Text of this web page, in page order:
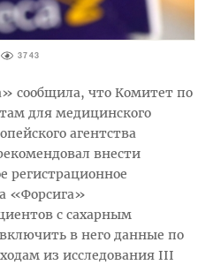
3743
сообщила, что Комитет по
для медицинского
агентства
внести
регистрационное
«Форсига»
с сахарным
в него данные по
из исследования III